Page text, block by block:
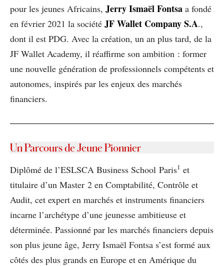
pour les jeunes Africains, Jerry Ismaël Fontsa a fondé
en février 2021 la société JF Wallet Company S.A.,
dont il est PDG. Avec la création, un an plus tard, de la
JF Wallet Academy, il réaffirme son ambition : former
une nouvelle génération de professionnels compétents et
autonomes, inspirés par les enjeux des marchés
financiers.
Un Parcours de Jeune Pionnier
Diplômé de l’ESLSCA Business School Paris1 et
titulaire d’un Master 2 en Comptabilité, Contrôle et
Audit, cet expert en marchés et instruments financiers
incarne l’archétype d’une jeunesse ambitieuse et
déterminée. Passionné par les marchés financiers depuis
son plus jeune âge, Jerry Ismaël Fontsa s’est formé aux
côtés des plus grands en Europe et en Amérique du